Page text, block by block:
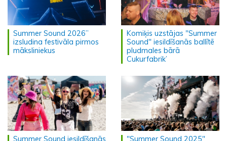
Summer Sound 2026”
izsludina festivāla pirmos
māksliniekus
Komiķis uzstājas "Summer
Sound" iesildīšanās ballītē
pludmales bārā
Cukurfabrik’
Summer Sound iesildīšanās
"Summer Sound 2025"